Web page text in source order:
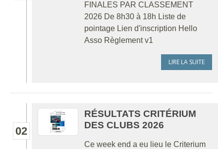
FINALES PAR CLASSEMENT
2026 De 8h30 à 18h Liste de
pointage Lien d'inscription Hello
Asso Règlement v1
LIRE LA SUITE
02
RÉSULTATS CRITÉRIUM
DES CLUBS 2026
Ce week end a eu lieu le Criterium